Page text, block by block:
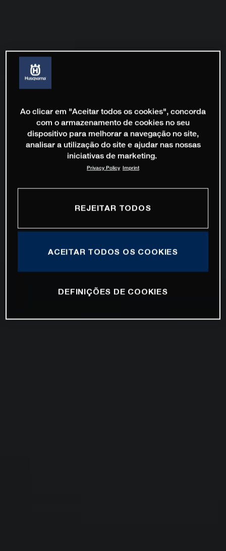
Ao clicar em "Aceitar todos os cookies", concorda
com o armazenamento de cookies no seu
dispositivo para melhorar a navegação no site,
analisar a utilização do site e ajudar nas nossas
iniciativas de marketing.
Privacy Policy Imprint
REJEITAR TODOS
ACEITAR TODOS OS COOKIES
DEFINIÇÕES DE COOKIES